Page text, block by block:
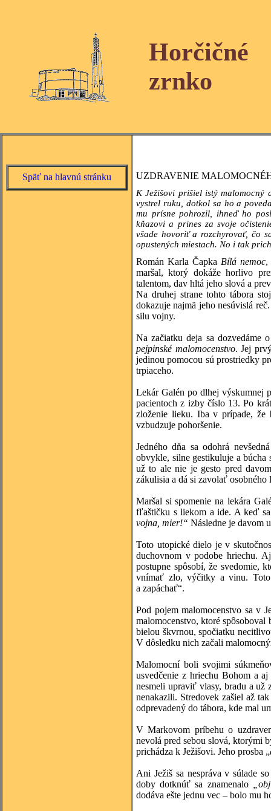
Horčičné
zrnko
Späť na hlavnú stránku UZDRAVENIE
K Ježišovi prišiel istý malomocný
vystrel ruku, dotkol sa ho a
mu prísne pohrozil, ihneď ho
kňazovi a prines za svoje
všade hovoriť a rozchyrovať, čo
opustených miestach. No i tak
Román Karla Čapka Bílánemoc,
maršal, ktorý dokáže horlivo
talentom, dav hltá jeho slová a
Na druhej strane tohto tábora
dokazuje najmä jeho nesúvislá
silu vojny.
Na začiatku deja sa dozvedáme
pejpinskémalomocenstvo. Jej
jedinou pomocou sú prostriedky
trpiaceho.
Lekár Galén po dlhej výskumnej
pacientoch z izby číslo 13. Po
zloženie lieku. Iba v prípade, že
vzbudzuje pohoršenie.
Jedného dňa sa odohrá
obvykle, silne gestikuluje a búcha
už to ale nie je gesto pred
zákulisia a dá si zavolať
Maršal si spomenie na lekára
fľaštičku s liekom a ide. A keď
vojna, mier!“ Následne je davom
Toto utopické dielo je v
duchovnom v podobe hriechu.
postupne spôsobí, že svedomie,
vnímať zlo, výčitky a vinu. Toto
a zapáchať“.
Pod pojem malomocenstvo sa v
malomocenstvo, ktoré
bielou škvrnou, spočiatku
V dôsledku nich začali
Malomocní boli svojimi
usvedčenie z hriechu Bohom a
nesmeli upraviť vlasy, bradu a
nenakazili. Stredovek zašiel až
odprevadený do tábora, kde mal
V Markovom príbehu o
nevolá pred sebou slová, ktorými
prichádza k Ježišovi. Jeho prosba „
Ani Ježiš sa nespráva v súlade
doby dotknúť sa znamenalo
dodáva ešte jednu vec – bolo mu